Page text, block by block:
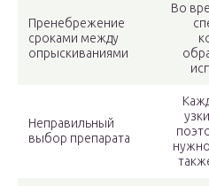
Пренебрежение
сроками между
опрыскиваниями
Во
Неправильный
выбор препарата